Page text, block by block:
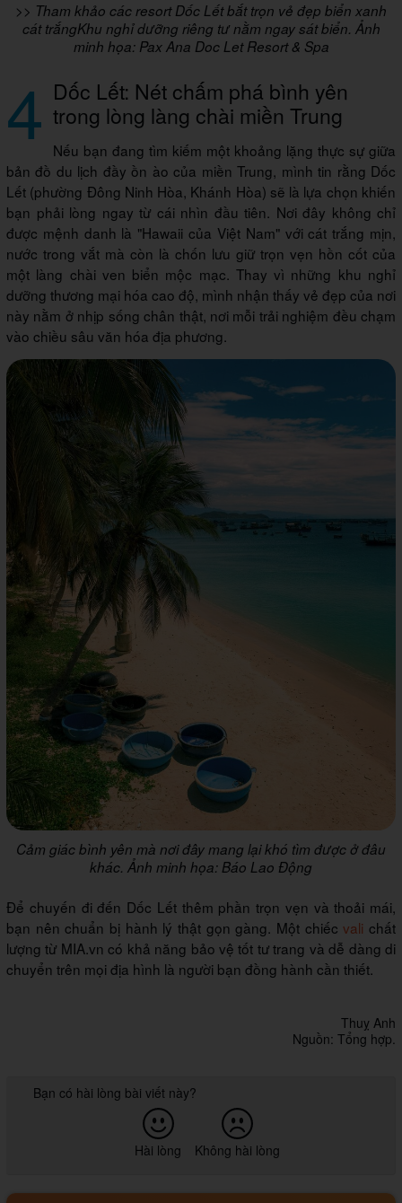
>> Tham khảo các resort Dốc Lết bắt trọn vẻ đẹp biển xanh
cát trắngKhu nghỉ dưỡng riêng tư nằm ngay sát biển. Ảnh
minh họa: Pax Ana Doc Let Resort & Spa
4 Dốc Lết: Nét chấm phá bình yên
trong lòng làng chài miền Trung
Nếu bạn đang tìm kiếm một khoảng lặng thực sự giữa
bản đồ du lịch đầy ồn ào của miền Trung, mình tin rằng Dốc
Lết (phường Đông Ninh Hòa, Khánh Hòa) sẽ là lựa chọn khiến
bạn phải lòng ngay từ cái nhìn đầu tiên. Nơi đây không chỉ
được mệnh danh là "Hawaii của Việt Nam" với cát trắng mịn,
nước trong vắt mà còn là chốn lưu giữ trọn vẹn hồn cốt của
một làng chài ven biển mộc mạc. Thay vì những khu nghỉ
dưỡng thương mại hóa cao độ, mình nhận thấy vẻ đẹp của nơi
này nằm ở nhịp sống chân thật, nơi mỗi trải nghiệm đều chạm
vào chiều sâu văn hóa địa phương.
Cảm giác bình yên mà nơi đây mang lại khó tìm được ở đâu
khác. Ảnh minh họa: Báo Lao Động
Để chuyến đi đến Dốc Lết thêm phần trọn vẹn và thoải mái,
bạn nên chuẩn bị hành lý thật gọn gàng. Một chiếcvali chất
lượng từ MIA.vn có khả năng bảo vệ tốt tư trang và dễ dàng di
chuyển trên mọi địa hình là người bạn đồng hành cần thiết.
Thuỵ Anh
Nguồn: Tổng hợp.
Bạn có hài lòng bài viết này?
Hài lòng Không hài lòng